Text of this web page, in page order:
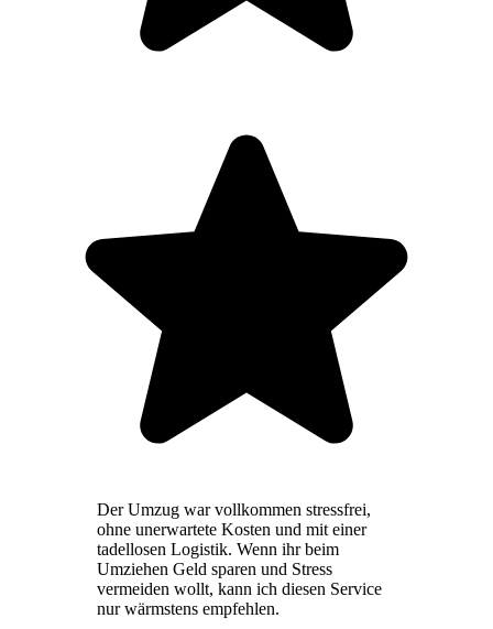
Der Umzug war vollkommen stressfrei,
ohne unerwartete Kosten und mit einer
tadellosen Logistik. Wenn ihr beim
Umziehen Geld sparen und Stress
vermeiden wollt, kann ich diesen Service
nur wärmstens empfehlen.